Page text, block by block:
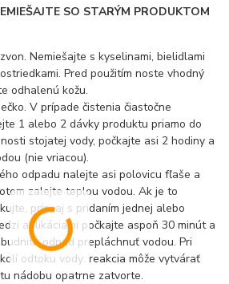
SO STARÝM PRODUKTOM
Nemiešajte s kyselinami, bielidlami
Pred použitím noste vhodný
odhalenú kožu.
V prípade čistenia čiastočne
1 alebo 2 dávky produktu priamo do
stojatej vody, počkajte asi 2 hodiny a
(nie vriacou).
odpadu nalejte asi polovicu fľaše a
zalejte teplou vodou. Ak je to
príp. aj s pridaním jednej alebo
aplikáciami počkajte aspoň 30 minút a
odpad prepláchnuť vodou. Pri
odtoku vody: reakcia môže vytvárať
nádobu opatrne zatvorte.